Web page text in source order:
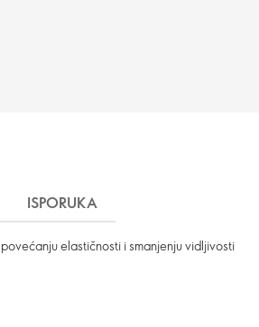
ISPORUKA
elastičnosti i smanjenju vidljivosti